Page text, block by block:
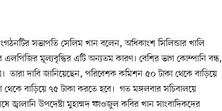
সভাপতি সেলিম খান বলেন, অধিকাংশ সিলিন্ডার খালি
এলপিজির মূল্যবৃদ্ধির এটি অন্যতম কারণ। বেশির ভাগ কোম্পানি বন্ধ,
তারা দাবি জানিয়েছেন, পরিবেশক কমিশন ৫০ টাকা থেকে বাড়িয়ে
বাড়িয়ে ৭৫ টাকা করতে হবে। গত মঙ্গলবার সচিবালয়ে
জ্বালানি উপদেষ্টা মুহাম্মদ ফাওজুল কবির খান সাংবাদিকদের